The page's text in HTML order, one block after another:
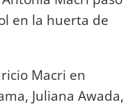
en la huerta de
Macri en
Juliana Awada,